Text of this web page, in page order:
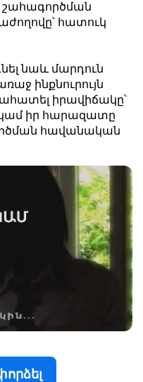
՝ հատուկ
նաև մարդուն
ինքնուրույն
իրավիճակը՝
կամ իր հարազատը
հավանական